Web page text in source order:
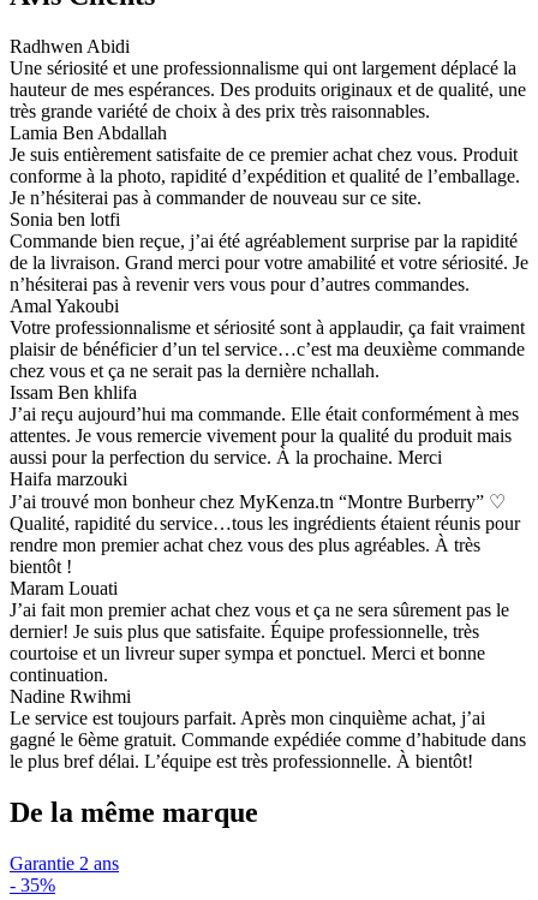
Radhwen Abidi
Une sériosité et une professionnalisme qui ont largement déplacé la
hauteur de mes espérances. Des produits originaux et de qualité, une
très grande variété de choix à des prix très raisonnables.
Lamia Ben Abdallah
Je suis entièrement satisfaite de ce premier achat chez vous. Produit
conforme à la photo, rapidité d’expédition et qualité de l’emballage.
Je n’hésiterai pas à commander de nouveau sur ce site.
Sonia ben lotfi
Commande bien reçue, j’ai été agréablement surprise par la rapidité
de la livraison. Grand merci pour votre amabilité et votre sériosité. Je
n’hésiterai pas à revenir vers vous pour d’autres commandes.
Amal Yakoubi
Votre professionnalisme et sériosité sont à applaudir, ça fait vraiment
plaisir de bénéficier d’un tel service…c’est ma deuxième commande
chez vous et ça ne serait pas la dernière nchallah.
Issam Ben khlifa
J’ai reçu aujourd’hui ma commande. Elle était conformément à mes
attentes. Je vous remercie vivement pour la qualité du produit mais
aussi pour la perfection du service. À la prochaine. Merci
Haifa marzouki
J’ai trouvé mon bonheur chez MyKenza.tn “Montre Burberry” ♡
Qualité, rapidité du service…tous les ingrédients étaient réunis pour
rendre mon premier achat chez vous des plus agréables. À très
bientôt !
Maram Louati
J’ai fait mon premier achat chez vous et ça ne sera sûrement pas le
dernier! Je suis plus que satisfaite. Équipe professionnelle, très
courtoise et un livreur super sympa et ponctuel. Merci et bonne
continuation.
Nadine Rwihmi
Le service est toujours parfait. Après mon cinquième achat, j’ai
gagné le 6ème gratuit. Commande expédiée comme d’habitude dans
le plus bref délai. L’équipe est très professionnelle. À bientôt!
De la même marque
Garantie 2 ans
- 35%